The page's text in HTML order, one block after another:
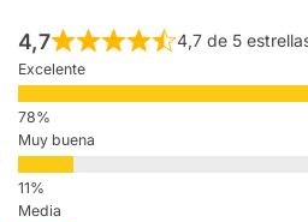
4,7 4,7 de 5
Excelente
Muy buena
Media